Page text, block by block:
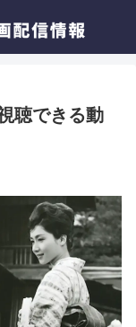
聴できる動